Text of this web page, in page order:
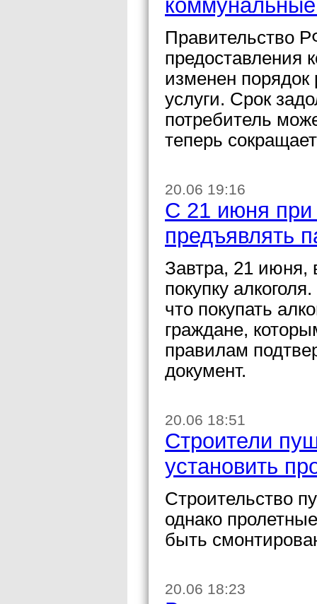
коммунальные
Правительство
предоставления
изменен
услуги. Срок
потребитель
теперь
20.06 19:16
С 21 июня при
предъявлять
Завтра, 21 июня,
покупку
что покупать
граждане,
правилам
документ.
20.06 18:51
Строители
установить
Строительство
однако
быть
20.06 18:23